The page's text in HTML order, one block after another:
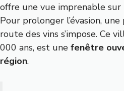
offre une vue imprenable sur
Pour prolonger l’évasion, une
route des vins s’impose. Ce
000 ans, est une fenêtre
région.